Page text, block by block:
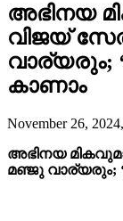
അഭിനയ
വിജയ്
വാര്യരും;
കാണാം
November 26,
അഭിനയ
മഞ്ജു വാര്യരും;